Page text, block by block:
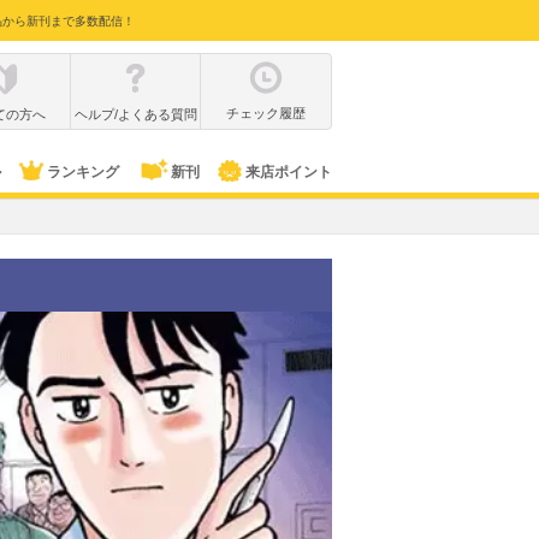
ら新刊まで多数配信！
の方へ ヘルプ/よくある質問 チェック履歴
ランキング 新刊 来店ポイント